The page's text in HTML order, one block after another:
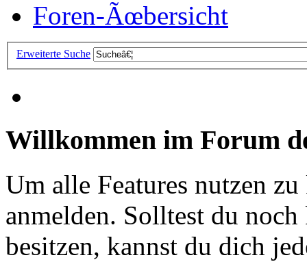
Foren-Ãœbersicht
Erweiterte Suche
Willkommen im Forum
Um alle Features nutzen
anmelden. Solltest du
besitzen, kannst du dich